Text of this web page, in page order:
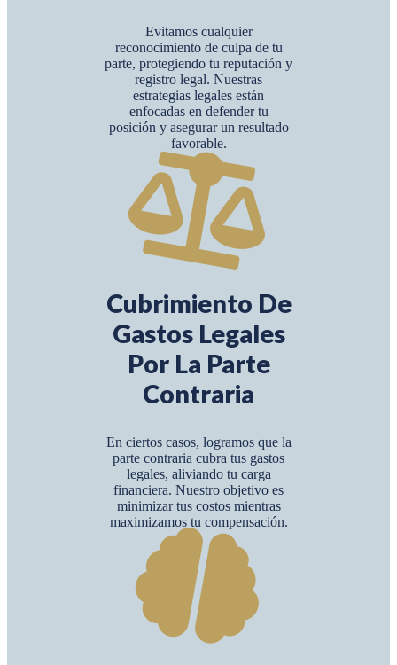
Evitamos cualquier
reconocimiento de culpa de tu
parte, protegiendo tu reputación y
registro legal. Nuestras
estrategias legales están
enfocadas en defender tu
posición y asegurar un resultado
favorable.
Cubrimiento De
Gastos Legales
Por La Parte
Contraria
En ciertos casos, logramos que la
parte contraria cubra tus gastos
legales, aliviando tu carga
financiera. Nuestro objetivo es
minimizar tus costos mientras
maximizamos tu compensación.